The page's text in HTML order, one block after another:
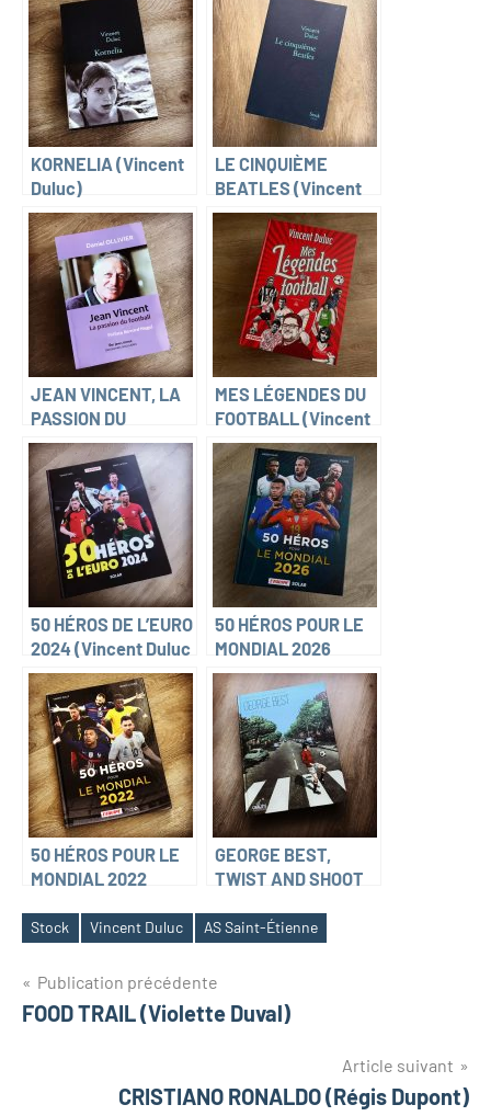
KORNELIA (Vincent
Duluc)
LE CINQUIÈME
BEATLES (Vincent
Duluc)
JEAN VINCENT, LA
PASSION DU
FOOTBALL (Daniel
Ollivier)
MES LÉGENDES DU
FOOTBALL (Vincent
Duluc, Greg)
50 HÉROS DE L’EURO
2024 (Vincent Duluc
& Franck Le Dorze)
50 HÉROS POUR LE
MONDIAL 2026
(Vincent Duluc et
Franck Le Dorze)
50 HÉROS POUR LE
MONDIAL 2022
Franck Le Dorze)
GEORGE BEST,
TWIST AND SHOOT
Calvez)
Stock Vincent Duluc AS Saint-Étienne
Navigation
de
Publication précédente
FOOD TRAIL (Violette Duval)
Article suivant
CRISTIANO RONALDO (Régis Dupont)